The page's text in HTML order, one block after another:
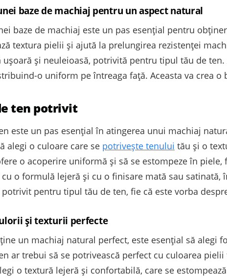
baze de machiaj pentru un aspect natural
baze de machiaj este un pas esențial pentru
textura pielii și ajută la prelungirea rezistenței
ușoară și neuleioasă, potrivită pentru tipul tău de
o uniform pe întreaga față. Aceasta va crea
ten potrivit
este un pas esențial în atingerea unui machiaj
alegi o culoare care se potrivește tenului tău și o
o acoperire uniformă și să se estompeze în
o formulă lejeră și cu o finisare mată sau
pentru tipul tău de ten, fie că este vorba
și texturii perfecte
un machiaj natural perfect, este esențial să
ar trebui să se potrivească perfect cu culoarea
o textură lejeră și confortabilă, care se